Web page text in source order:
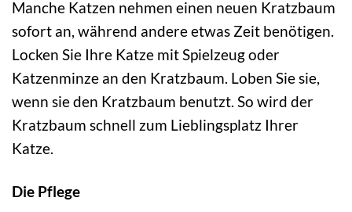
Manche Katzen nehmen einen neuen Kratzbaum
sofort an, während andere etwas Zeit benötigen.
Locken Sie Ihre Katze mit Spielzeug oder
Katzenminze an den Kratzbaum. Loben Sie sie,
wenn sie den Kratzbaum benutzt. So wird der
Kratzbaum schnell zum Lieblingsplatz Ihrer
Katze.
Die Pflege